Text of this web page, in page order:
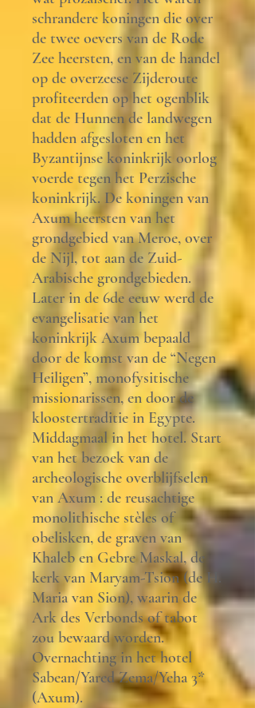
schrandere koningen die over
de twee oevers van de Rode
Zee heersten, en van de handel
op de overzeese Zijderoute
profiteerden op het ogenblik
dat de Hunnen de landwegen
hadden afgesloten en het
Byzantijnse koninkrijk oorlog
voerde tegen het Perzische
koninkrijk. De koningen van
Axum heersten van het
grondgebied van Meroe, over
de Nijl, tot aan de Zuid-
Arabische grondgebieden.
Later in de 6de eeuw werd de
evangelisatie van het
koninkrijk Axum bepaald
door de komst van de “Negen
Heiligen”, monofysitische
missionarissen, en door de
kloostertraditie in Egypte.
Middagmaal in het hotel. Start
van het bezoek van de
archeologische overblijfselen
van Axum : de reusachtige
monolithische stèles of
obelisken, de graven van
Khaleb en Gebre Maskal, de
kerk van Maryam-Tsion (de H.
Maria van Sion), waarin de
Ark des Verbonds of tabot
zou bewaard worden.
Overnachting in het hotel
Sabean/Yared Zema/Yeha 3*
(Axum).